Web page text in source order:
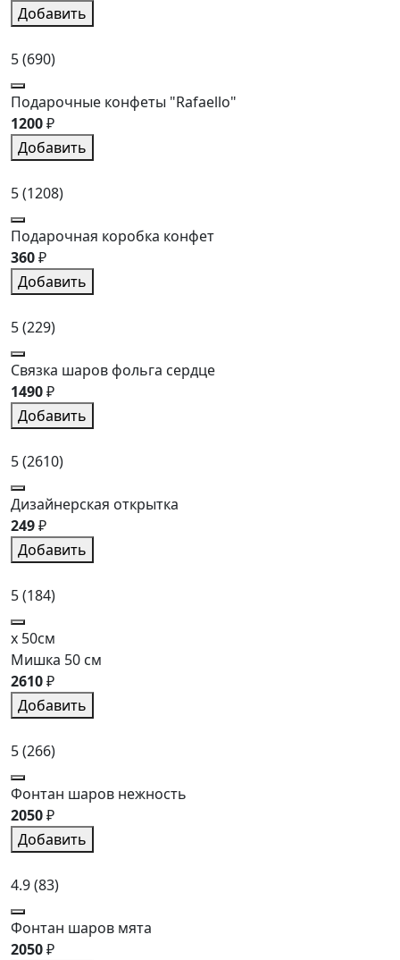
Добавить
5(690)
Подарочные конфеты "Rafaello"
1200₽
Добавить
5(1208)
Подарочная коробка конфет
360₽
Добавить
5(229)
Связка шаров фольга сердце
1490₽
Добавить
5(2610)
Дизайнерская открытка
249₽
Добавить
5(184)
x 50см
Мишка 50 см
2610₽
Добавить
5(266)
Фонтан шаров нежность
2050₽
Добавить
4.9(83)
Фонтан шаров мята
2050₽